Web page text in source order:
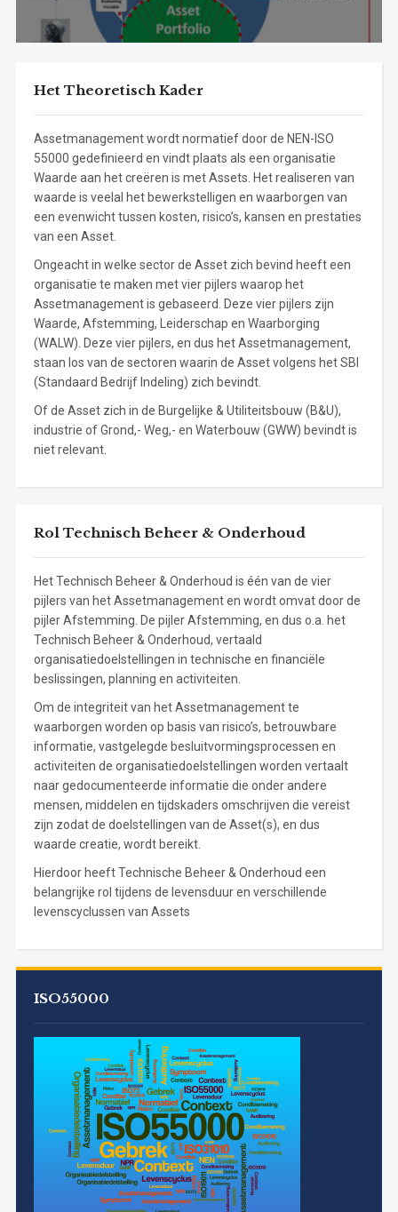
Het Theoretisch Kader
Assetmanagement wordt normatief door de NEN-ISO
55000 gedefinieerd en vindt plaats als een organisatie
Waarde aan het creëren is met Assets. Het realiseren van
waarde is veelal het bewerkstelligen en waarborgen van
een evenwicht tussen kosten, risico’s, kansen en prestaties
van een Asset.
Ongeacht in welke sector de Asset zich bevind heeft een
organisatie te maken met vier pijlers waarop het
Assetmanagement is gebaseerd. Deze vier pijlers zijn
Waarde, Afstemming, Leiderschap en Waarborging
(WALW). Deze vier pijlers, en dus het Assetmanagement,
staan los van de sectoren waarin de Asset volgens het SBI
(Standaard Bedrijf Indeling) zich bevindt.
Of de Asset zich in de Burgelijke & Utiliteitsbouw (B&U),
industrie of Grond,- Weg,- en Waterbouw (GWW) bevindt is
niet relevant.
Rol Technisch Beheer & Onderhoud
Het Technisch Beheer & Onderhoud is één van de vier
pijlers van het Assetmanagement en wordt omvat door de
pijler Afstemming. De pijler Afstemming, en dus o.a. het
Technisch Beheer & Onderhoud, vertaald
organisatiedoelstellingen in technische en financiële
beslissingen, planning en activiteiten.
Om de integriteit van het Assetmanagement te
waarborgen worden op basis van risico’s, betrouwbare
informatie, vastgelegde besluitvormingsprocessen en
activiteiten de organisatiedoelstellingen worden vertaalt
naar gedocumenteerde informatie die onder andere
mensen, middelen en tijdskaders omschrijven die vereist
zijn zodat de doelstellingen van de Asset(s), en dus
waarde creatie, wordt bereikt.
Hierdoor heeft Technische Beheer & Onderhoud een
belangrijke rol tijdens de levensduur en verschillende
levenscyclussen van Assets
ISO55000